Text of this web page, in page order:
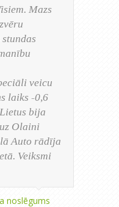
Mazs
veicu
laiks -0,6
bija
Olaini
Auto rādīja
Veiksmi
noslēgums